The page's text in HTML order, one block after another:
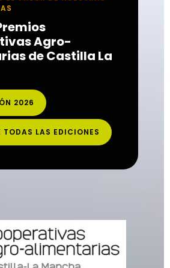
Agro-
de Castilla La
2026
TODAS LAS EDICIONES